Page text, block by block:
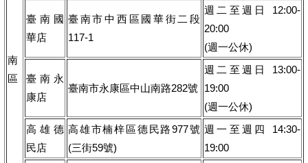
南
區
臺南國
華店
臺南市中西區國華街二段
117-1
週二至週日 12:00-
20:00
(週一公休)
臺南永
康店
臺南市永康區中山南路282號
週二至週日 13:00-
19:00
(週一公休)
高雄德
民店
高雄市楠梓區德民路977號
(三街59號)
週一至週四 14:30-
19:00